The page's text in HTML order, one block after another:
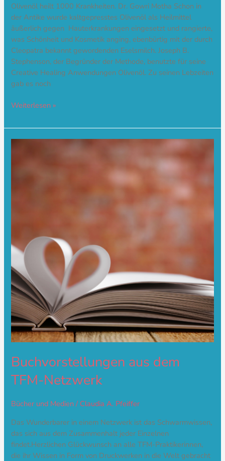
Olivenöl heilt 1000 Krankheiten. Dr. Gowri Motha Schon in
der Antike wurde kaltgepresstes Olivenöl als Heilmittel
äußerlich gegen Hauterkrankungen eingesetzt und rangierte,
was Schönheit und Kosmetik anging, ebenbürtig mit der durch
Cleopatra bekannt gewordenden Eselsmilch. Joseph B.
Stephenson, der Begründer der Methode, benutzte für seine
Creative Healing Anwendungen Olivenöl. Zu seinen Lebzeiten
gab es noch
Weiterlesen »
Buchvorstellungen aus dem
TFM-Netzwerk
Bücher und Medien/ Claudia A. Pfeiffer
Das Wunderbarer in einem Netzwerk ist das Schwarmwissen,
das sich aus dem Zusammenhalt jeder Einzelnen
findet.Herzlichen Glückwunsch an alle TFM-Praktikerinnen,
die ihr Wissen in Form von Druckwerken in die Welt gebracht
Buchvorstellungen